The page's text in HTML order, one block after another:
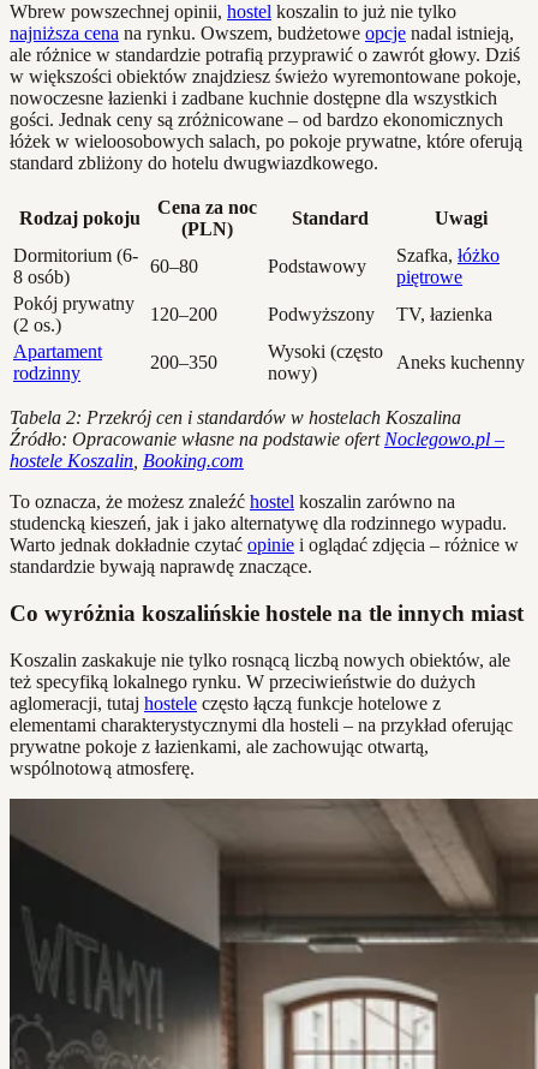
Wbrew powszechnej opinii, hostel koszalin to już nie tylko
najniższa cena na rynku. Owszem, budżetowe opcje nadal istnieją,
ale różnice w standardzie potrafią przyprawić o zawrót głowy. Dziś
w większości obiektów znajdziesz świeżo wyremontowane pokoje,
nowoczesne łazienki i zadbane kuchnie dostępne dla wszystkich
gości. Jednak ceny są zróżnicowane – od bardzo ekonomicznych
łóżek w wieloosobowych salach, po pokoje prywatne, które oferują
standard zbliżony do hotelu dwugwiazdkowego.
Rodzaj pokoju
Cena za noc
(PLN)
Standard
Uwagi
Dormitorium (6-
8 osób)
60–80 Podstawowy
Szafka, łóżko
piętrowe
Pokój prywatny
(2 os.)
120–200 Podwyższony
TV, łazienka
Apartament
rodzinny
200–350
Wysoki (często
nowy)
Aneks kuchenny
Tabela 2: Przekrój cen i standardów w hostelach Koszalina
Źródło: Opracowanie własne na podstawie ofert Noclegowo.pl –
hostele Koszalin Booking.com
To oznacza, że możesz znaleźć hostel koszalin zarówno na
studencką kieszeń, jak i jako alternatywę dla rodzinnego wypadu.
Warto jednak dokładnie czytać opinie i oglądać zdjęcia – różnice w
standardzie bywają naprawdę znaczące.
Co wyróżnia koszalińskie hostele na tle innych miast
Koszalin zaskakuje nie tylko rosnącą liczbą nowych obiektów, ale
też specyfiką lokalnego rynku. W przeciwieństwie do dużych
aglomeracji, tutaj hostele często łączą funkcje hotelowe z
elementami charakterystycznymi dla hosteli – na przykład oferując
prywatne pokoje z łazienkami, ale zachowując otwartą,
wspólnotową atmosferę.